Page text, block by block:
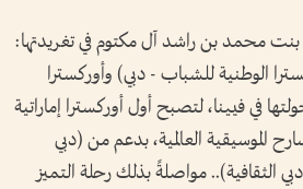
محمد بن راشد آل مكتوم في تغريدتها:
الوطنية للشباب - دبي) وأوركسترا
في فيينا، لتصبح أول أوركسترا إماراتية
الموسيقية العالمية، بدعم من (دبي
الثقافية).. مواصلةً بذلك رحلة التميز